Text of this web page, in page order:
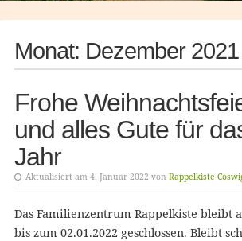
Monat: Dezember 2021
Frohe
und alles Gute für
Jahr
Aktualisiert am 4. Januar 2022 von Rappelkiste
Das Familienzentrum Rappelkiste bleibt
bis zum 02.01.2022 geschlossen. Bleibt